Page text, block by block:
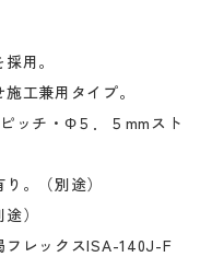
用。
工兼用タイプ。
ッチ・Φ５．５mmスト
。（別途）
）
レックスISA-140J-F